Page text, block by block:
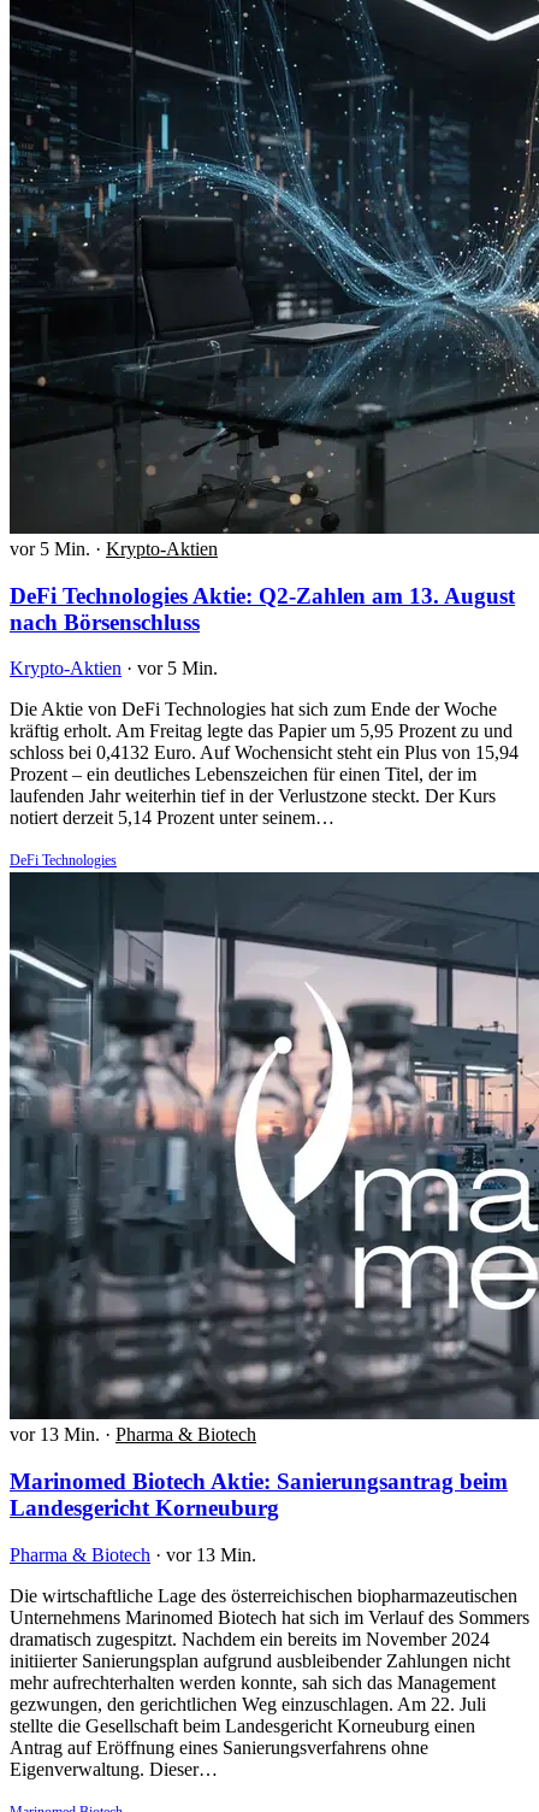
vor 5 Min. · Krypto-Aktien
DeFi Technologies Aktie: Q2-Zahlen am 13. August
nach Börsenschluss
Krypto-Aktien · vor 5 Min.
Die Aktie von DeFi Technologies hat sich zum Ende der Woche
kräftig erholt. Am Freitag legte das Papier um 5,95 Prozent zu und
schloss bei 0,4132 Euro. Auf Wochensicht steht ein Plus von 15,94
Prozent – ein deutliches Lebenszeichen für einen Titel, der im
laufenden Jahr weiterhin tief in der Verlustzone steckt. Der Kurs
notiert derzeit 5,14 Prozent unter seinem…
DeFi Technologies
vor 13 Min. · Pharma & Biotech
Marinomed Biotech Aktie: Sanierungsantrag beim
Landesgericht Korneuburg
Pharma & Biotech · vor 13 Min.
Die wirtschaftliche Lage des österreichischen biopharmazeutischen
Unternehmens Marinomed Biotech hat sich im Verlauf des Sommers
dramatisch zugespitzt. Nachdem ein bereits im November 2024
initiierter Sanierungsplan aufgrund ausbleibender Zahlungen nicht
mehr aufrechterhalten werden konnte, sah sich das Management
gezwungen, den gerichtlichen Weg einzuschlagen. Am 22. Juli
stellte die Gesellschaft beim Landesgericht Korneuburg einen
Antrag auf Eröffnung eines Sanierungsverfahrens ohne
Eigenverwaltung. Dieser…